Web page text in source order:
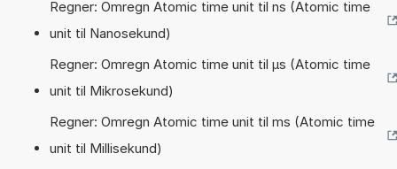
Regner: Omregn Atomic time unit til ns (Atomic time
unit til Nanosekund)
Regner: Omregn Atomic time unit til µs (Atomic time
unit til Mikrosekund)
Regner: Omregn Atomic time unit til ms (Atomic time
unit til Millisekund)